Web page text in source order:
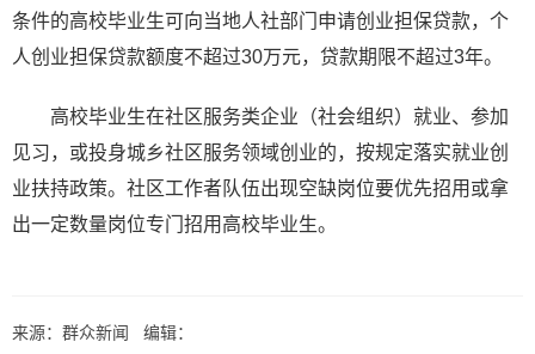
条件的高校毕业生可向当地人社部门申请创业担保贷款，个
人创业担保贷款额度不超过30万元，贷款期限不超过3年。
高校毕业生在社区服务类企业（社会组织）就业、参加
见习，或投身城乡社区服务领域创业的，按规定落实就业创
业扶持政策。社区工作者队伍出现空缺岗位要优先招用或拿
出一定数量岗位专门招用高校毕业生。
来源：群众新闻 编辑：